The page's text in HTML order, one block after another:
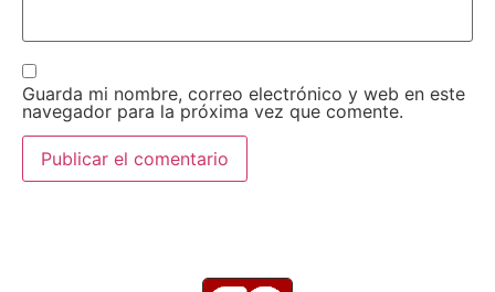
Guarda mi nombre, correo electrónico y web en este
navegador para la próxima vez que comente.